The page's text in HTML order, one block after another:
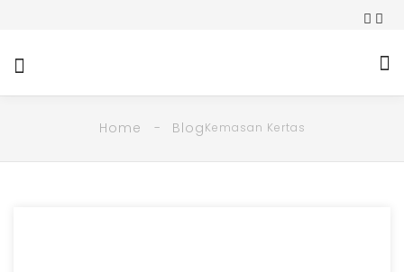
Home BlogKemasan Kertas